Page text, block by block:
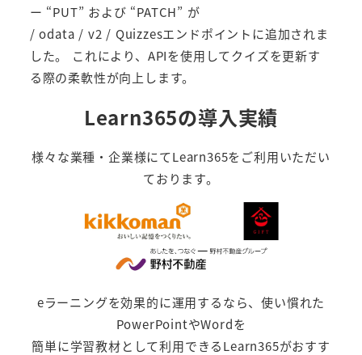
ー “PUT” および “PATCH” が
/ odata / v2 / Quizzesエンドポイントに追加されま
した。 これにより、APIを使用してクイズを更新す
る際の柔軟性が向上します。
Learn365の導入実績
様々な業種・企業様にてLearn365をご利用いただい
ております。
eラーニングを効果的に運用するなら、使い慣れた
PowerPointやWordを
簡単に学習教材として利用できるLearn365がおすす